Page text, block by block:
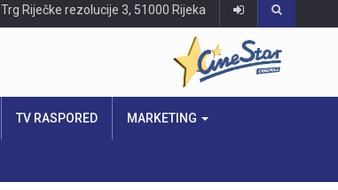
Trg Riječke rezolucije 3, 51000 Rijeka
TV RASPORED MARKETING